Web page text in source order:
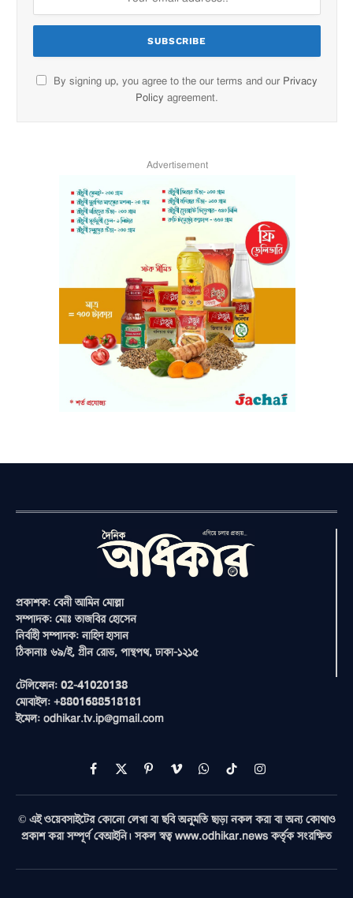
By signing up, you agree to the our terms and our Privacy
Policy agreement.
Advertisement
প্রকাশক: বেনী আমিন মোল্লা
সম্পাদক: মোঃ তাজবির হোসেন
নির্বাহী সম্পাদক: নাহিদ হাসান
ঠিকানাঃ ৬৯/ই, গ্রীন রোড, পান্থপথ, ঢাকা-১২১৫
টেলিফোন: 02-41020138
মোবাইল: +8801688518181
ইমেল: odhikar.tv.ip@gmail.com
Facebook
X
(Twitter)
PinterestVimeoWhatsAppTikTokInstagram
© এই ওয়েবসাইটের কোনো লেখা বা ছবি অনুমতি ছাড়া নকল করা বা অন্য কোথাও
প্রকাশ করা সম্পূর্ণ বেআইনি। সকল স্বত্ব www.odhikar.news কর্তৃক সংরক্ষিত